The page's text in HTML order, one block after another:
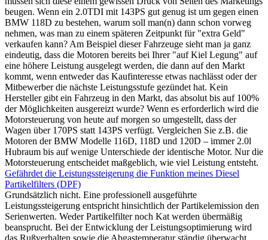
beugen. Wenn ein 2.0TDI mit 143PS gut genug ist um gegen einen
BMW 118D zu bestehen, warum soll man(n) dann schon vorweg
nehmen, was man zu einem späteren Zeitpunkt für "extra Geld"
verkaufen kann? Am Beispiel dieser Fahrzeuge sieht man ja ganz
eindeutig, dass die Motoren bereits bei Ihrer "auf Kiel Legung" auf
eine höhere Leistung ausgelegt werden, die dann auf den Markt
kommt, wenn entweder das Kaufinteresse etwas nachlässt oder der
Mitbewerber die nächste Leistungsstufe gezündet hat. Kein
Hersteller gibt ein Fahrzeug in den Markt, das absolut bis auf 100%
der Möglichkeiten ausgereizt wurde? Wenn es erforderlich wird die
Motorsteuerung von heute auf morgen so umgestellt, dass der
Wagen über 170PS statt 143PS verfügt. Vergleichen Sie z.B. die
Motoren der BMW Modelle 116D, 118D und 120D – immer 2.0l
Hubraum bis auf wenige Unterschiede der identische Motor. Nur die
Motorsteuerung entscheidet maßgeblich, wie viel Leistung entsteht.
Gefährdet die Leistungssteigerung die Funktion meines Diesel
Partikelfilters (DPF)
Grundsätzlich nicht. Eine professionell ausgeführte
Leistungssteigerung entspricht hinsichtlich der Partikelemission den
Serienwerten. Weder Partikelfilter noch Kat werden übermäßig
beansprucht. Bei der Entwicklung der Leistungsoptimierung wird
das Rußverhalten sowie die Abgastemperatur ständig überwacht.